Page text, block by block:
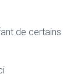
de certains